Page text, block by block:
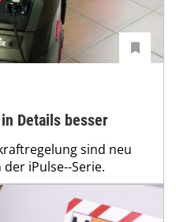
Details besser
sind neu
iPulse--Serie.